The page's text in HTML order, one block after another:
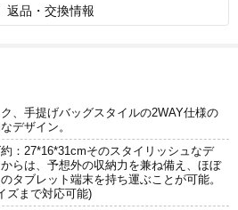
返品・交換情報
ク、手提げバッグスタイルの2WAY仕様の
デザイン。
：27*16*31cmそのスタイリッシュなデ
らは、予想外の収納力を兼ね備え、ほぼ
タブレット端末を持ち運ぶことが可能。
ズまで対応可能)